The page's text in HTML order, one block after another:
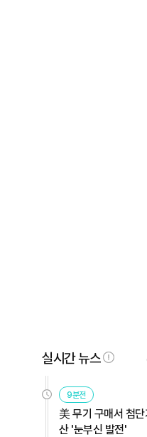
실시간 뉴스
9분전
美 무기 구매서 첨
산 '눈부신 발전'